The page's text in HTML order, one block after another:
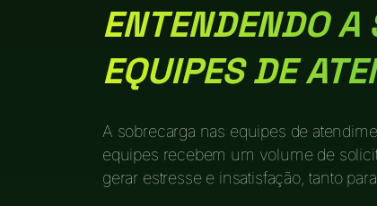
ENTENDENDO A
EQUIPES DE
A sobrecarga nas equipes de
equipes recebem um volume de
gerar estresse e insatisfação, tanto